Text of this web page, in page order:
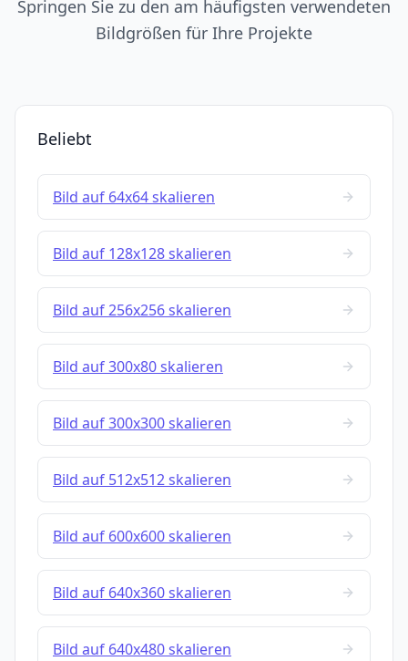
Springen Sie zu den am häufigsten verwendeten
Bildgrößen für Ihre Projekte
Beliebt
Bild auf 64x64 skalieren
Bild auf 128x128 skalieren
Bild auf 256x256 skalieren
Bild auf 300x80 skalieren
Bild auf 300x300 skalieren
Bild auf 512x512 skalieren
Bild auf 600x600 skalieren
Bild auf 640x360 skalieren
Bild auf 640x480 skalieren